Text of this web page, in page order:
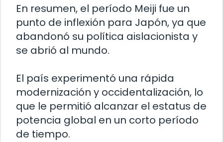
En resumen, el período Meiji fue un
punto de inflexión para Japón, ya que
abandonó su política aislacionista y
se abrió al mundo.
El país experimentó una rápida
modernización y occidentalización, lo
que le permitió alcanzar el estatus de
potencia global en un corto período
de tiempo.